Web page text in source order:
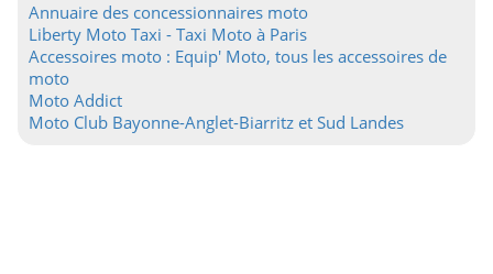
Annuaire des concessionnaires moto
Liberty Moto Taxi - Taxi Moto à Paris
Accessoires moto : Equip' Moto, tous les accessoires de
moto
Moto Addict
Moto Club Bayonne-Anglet-Biarritz et Sud Landes